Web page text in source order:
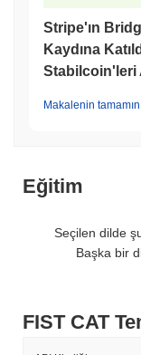
Stripe'ın
Kaydına
Stabilcoin'leri
Makalenin
Eğitim
Seçilen dilde
Başka bir
FIST CAT